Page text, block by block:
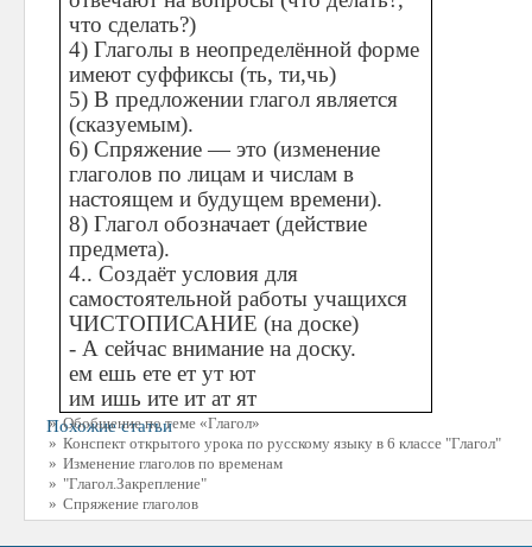
что сделать?)
4) Глаголы в неопределённой форме
имеют суффиксы (ть, ти,чь)
5) В предложении глагол является
(сказуемым).
6) Спряжение — это (изменение
глаголов по лицам и числам в
настоящем и будущем времени).
8) Глагол обозначает (действие
предмета).
4.. Создаёт условия для
самостоятельной работы учащихся
ЧИСТОПИСАНИЕ (на доске)
- А сейчас внимание на доску.
ем ешь ете ет ут ют
им ишь ите ит ат ят
Похожие статьи
» Обобщение по теме «Глагол»
» Конспект открытого урока по русскому языку в 6 классе "Глагол"
» Изменение глаголов по временам
» "Глагол.Закрепление"
» Спряжение глаголов